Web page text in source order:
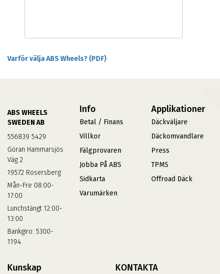
Varför välja ABS Wheels? (PDF)
ABS WHEELS
SWEDEN AB
556839 5429
Göran Hammarsjös
Väg 2
19572 Rosersberg
Mån-Fre 08:00-
17:00
Lunchstängt 12:00-
13:00
Bankgiro: 5300-
1194
Info
Betal / Finans
Villkor
Fälgprovaren
Jobba På ABS
Sidkarta
Varumärken
Applikationer
Däckväljare
Däckomvandlare
Press
TPMS
Offroad Däck
Kunskap KONTAKTA